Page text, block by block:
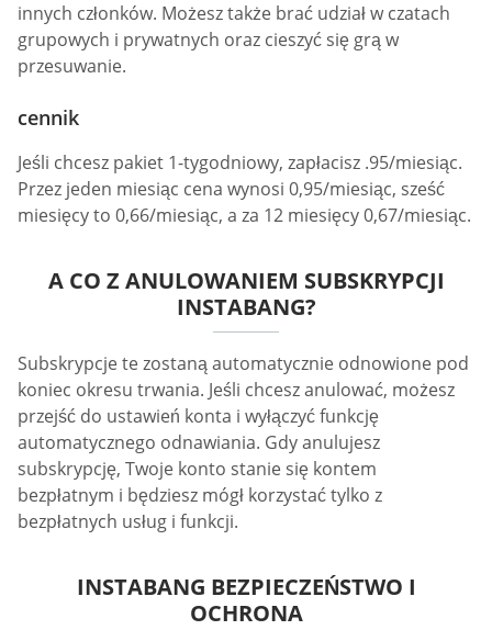
innych członków. Możesz także brać udział w czatach
grupowych i prywatnych oraz cieszyć się grą w
przesuwanie.
cennik
Jeśli chcesz pakiet 1-tygodniowy, zapłacisz .95/miesiąc.
Przez jeden miesiąc cena wynosi 0,95/miesiąc, sześć
miesięcy to 0,66/miesiąc, a za 12 miesięcy 0,67/miesiąc.
A CO Z ANULOWANIEM SUBSKRYPCJI
INSTABANG?
Subskrypcje te zostaną automatycznie odnowione pod
koniec okresu trwania. Jeśli chcesz anulować, możesz
przejść do ustawień konta i wyłączyć funkcję
automatycznego odnawiania. Gdy anulujesz
subskrypcję, Twoje konto stanie się kontem
bezpłatnym i będziesz mógł korzystać tylko z
bezpłatnych usług i funkcji.
INSTABANG BEZPIECZEŃSTWO I
OCHRONA